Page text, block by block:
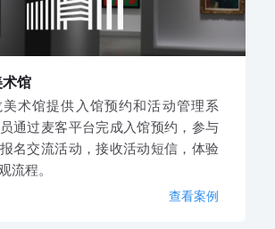
术馆
术馆提供入馆预约和活动管理系
通过麦客平台完成入馆预约，参与
名交流活动，接收活动短信，体验
流程。
查看案例